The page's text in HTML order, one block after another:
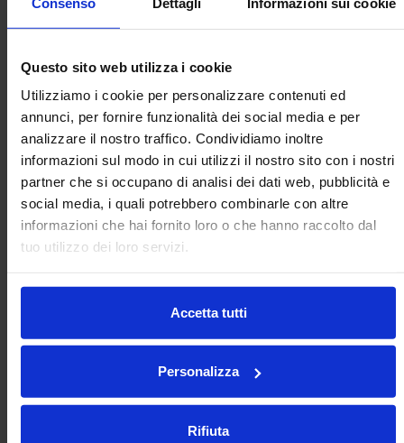
Questo sito web utilizza i cookie
Utilizziamo i cookie per personalizzare contenuti ed
annunci, per fornire funzionalità dei social media e per
analizzare il nostro traffico. Condividiamo inoltre
informazioni sul modo in cui utilizzi il nostro sito con i nostri
partner che si occupano di analisi dei dati web, pubblicità e
social media, i quali potrebbero combinarle con altre
informazioni che hai fornito loro o che hanno raccolto dal
tuo utilizzo dei loro servizi.
Accetta tutti
Personalizza
Rifiuta
Carichi irregolari
Riparabile
Solo serie 9000
Kit di manutenzione
Servizio di ricondizionamento di fabbrica
che richiedono strumentazioni idonee per
uno smontaggio sicuro.